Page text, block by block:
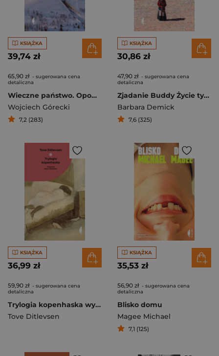
KSIĄŻKA
39,74 zł
65,90 zł - sugerowana cena
detaliczna
Wieczne państwo. Opowieść o Kazachstanie
Wojciech Górecki
7,2 (283)
KSIĄŻKA
30,86 zł
47,90 zł - sugerowana cena
detaliczna
Zjadanie Buddy Życie tybetańskiego miasteczka w cieniu Chin
Barbara Demick
7,6 (325)
KSIĄŻKA
36,99 zł
59,90 zł - sugerowana cena
detaliczna
Trylogia kopenhaska wyd. 3
Tove Ditlevsen
KSIĄŻKA
35,53 zł
56,90 zł - sugerowana cena
detaliczna
Blisko domu
Magee Michael
7,1 (125)